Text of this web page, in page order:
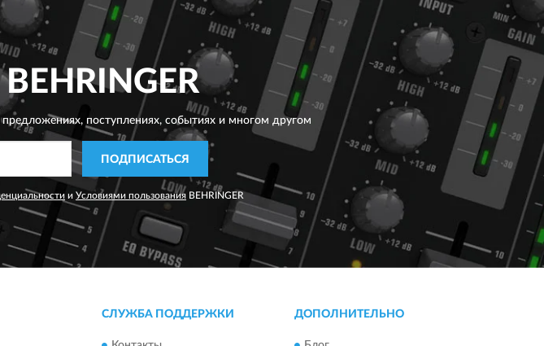
поступлениях, событиях и многом другом
ПОДПИСАТЬСЯ
и Условиями пользования BEHRINGER
СЛУЖБА ПОДДЕРЖКИ ДОПОЛНИТЕЛЬНО